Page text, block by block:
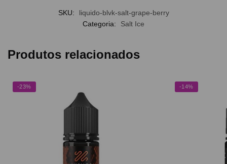
SKU:
liquido-blvk-salt-grape-berry
Categoria:
Salt Ice
Produtos relacionados
-23% -14%